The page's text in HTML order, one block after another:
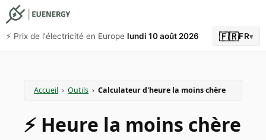
⚡️ Prix de l'électricité en Europe lundi 10 août 2026 🇫🇷FR▾
Accueil › Outils › Calculateur d'heure la moins chère
⚡️ Heure la moins chère